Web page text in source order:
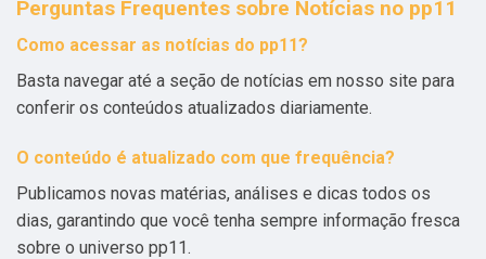
Perguntas Frequentes sobre Notícias no pp11
Como acessar as notícias do pp11?
Basta navegar até a seção de notícias em nosso site para
conferir os conteúdos atualizados diariamente.
O conteúdo é atualizado com que frequência?
Publicamos novas matérias, análises e dicas todos os
dias, garantindo que você tenha sempre informação fresca
sobre o universo pp11.